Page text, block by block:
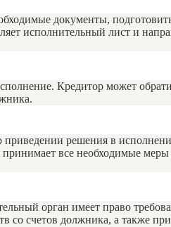
документы,
исполнительный лист и
Кредитор может
приведении решения в
все необходимые меры
орган имеет право
со счетов должника, а также